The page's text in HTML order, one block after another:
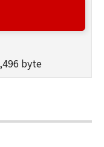
もしくは有用
ん。
ィングジャパ
ライセンサー
随または関
接的な損失、
byte